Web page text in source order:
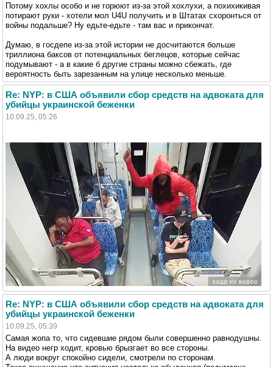
Потому хохлы особо и не горюют из-за этой хохлухи, а похихикивая
потирают руки - хотели мол U4U получить и в Штатах схоронться от
войны подальше? Ну едьте-едьте - там вас и прикончат.
Думаю, в госдепе из-за этой истории не досчитаются больше
триллиона баксов от потенциальных беглецов, которые сейчас
подумывают - а в какие б другие страны можно сбежать, где
вероятность быть зарезанным на улице несколько меньше.
Re: NYP: в США объявили сбор средств на адвоката для
убийцы украинской беженки
10.09.25, 05:26
Re: NYP: в США объявили сбор средств на адвоката для
убийцы украинской беженки
10.09.25, 05:39
Самая жопа то, что сидевшие рядом были совершенно равнодушны.
На видео негр ходит, кровью брызгает во все стороны.
А люди вокруг спокойно сидели, смотрели по сторонам.